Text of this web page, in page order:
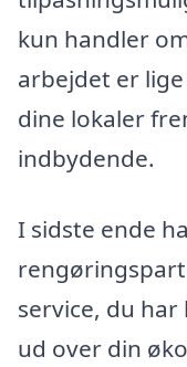
kun handler
arbejdet er
dine lokaler
indbydende.
I sidste ende
service, du
ud over din